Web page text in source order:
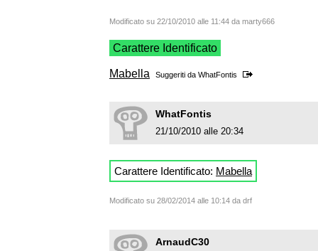
Modificato su 22/10/2010 alle 11:44 da marty666
Carattere Identificato
Mabella Suggeriti da WhatFontis
WhatFontis
21/10/2010 alle 20:34
Carattere Identificato: Mabella
Modificato su 28/02/2014 alle 10:14 da drf
ArnaudC30